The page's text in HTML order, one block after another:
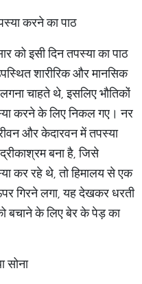
करने का पाठ​
को इसी दिन तपस्या का पाठ
शारीरिक और मानसिक
चाहते थे, इसलिए भौतिकों
करने के लिए निकल गए। नर
और केदारवन में तपस्या
बना है, जिसे
कर रहे थे, तो हिमालय से एक
गिरने लगा, यह देखकर धरती
बचाने के लिए बेर के पेड़ का
सोना​